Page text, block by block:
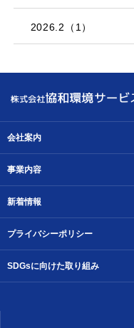
2026.2（1）
会社案内
事業内容
新着情報
プライバシーポリシー
SDGsに向けた取り組み